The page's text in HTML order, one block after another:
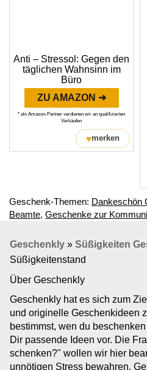
Anti – Stressol: Gegen den
täglichen Wahnsinn im
Büro
ZU AMAZON ➜
* als Amazon-Partner verdienen wir an qualifizierten
Verkäufen
♥merken
Geschenk-Themen: Dankeschön
Beamte, Geschenke zur
Geschenkly » Süßigkeiten
Süßigkeitenstand
Über Geschenkly
Geschenkly hat es sich zum
und originelle Geschenkideen
bestimmst, wen du
Dir passende Ideen vor. Die
schenken?" wollen wir hier
unnötigen Stress bewahren.